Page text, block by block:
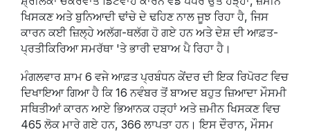
ਖਿਸਕਣ ਅਤੇ ਬੁਨਿਆਦੀ ਢਾਂਚੇ ਦੇ ਢਹਿਣ ਨਾਲ ਜੂਝ ਰਿਹਾ ਹੈ, ਜਿਸ
ਕਾਰਨ ਕਈ ਜ਼ਿਲ੍ਹੇ ਅਲੱਗ-ਥਲੱਗ ਹੋ ਗਏ ਹਨ ਅਤੇ ਦੇਸ਼ ਦੀ ਆਫ਼ਤ-
ਪ੍ਰਤੀਕਿਰਿਆ ਸਮਰੱਥਾ 'ਤੇ ਭਾਰੀ ਦਬਾਅ ਪੈ ਰਿਹਾ ਹੈ।
ਮੰਗਲਵਾਰ ਸ਼ਾਮ 6 ਵਜੇ ਆਫ਼ਤ ਪ੍ਰਬੰਧਨ ਕੇਂਦਰ ਦੀ ਇਕ ਰਿਪੋਰਟ ਵਿਚ
ਦਿਖਾਇਆ ਗਿਆ ਹੈ ਕਿ 16 ਨਵੰਬਰ ਤੋਂ ਬਾਅਦ ਬਹੁਤ ਜ਼ਿਆਦਾ ਮੌਸਮੀ
ਸਥਿਤੀਆਂ ਕਾਰਨ ਆਏ ਭਿਆਨਕ ਹੜ੍ਹਾਂ ਅਤੇ ਜ਼ਮੀਨ ਖਿਸਕਣ ਵਿਚ
465 ਲੋਕ ਮਾਰੇ ਗਏ ਹਨ, 366 ਲਾਪਤਾ ਹਨ। ਇਸ ਦੌਰਾਨ, ਮੌਸਮ